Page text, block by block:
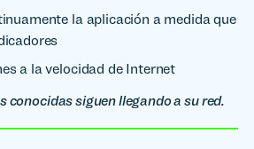
la aplicación a medida que
a la velocidad de Internet
conocidas siguen llegando a su red.